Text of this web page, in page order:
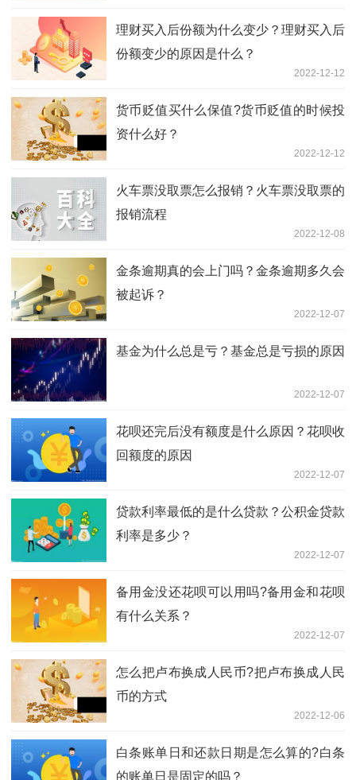
理财买入后份额为什么变少？理财买入后
份额变少的原因是什么？
2022-12-12
货币贬值买什么保值?货币贬值的时候投
资什么好？
2022-12-12
​火车票没取票怎么报销？火车票没取票的
报销流程
2022-12-08
金条逾期真的会上门吗？金条逾期多久会
被起诉？
2022-12-07
基金为什么总是亏？基金总是亏损的原因
2022-12-07
花呗还完后没有额度是什么原因？花呗收
回额度的原因
2022-12-07
贷款利率最低的是什么贷款？公积金贷款
利率是多少？
2022-12-07
备用金没还花呗可以用吗?备用金和花呗
有什么关系？
2022-12-07
怎么把卢布换成人民币?把卢布换成人民
币的方式
2022-12-06
白条账单日和还款日期是怎么算的?白条
的账单日是固定的吗？